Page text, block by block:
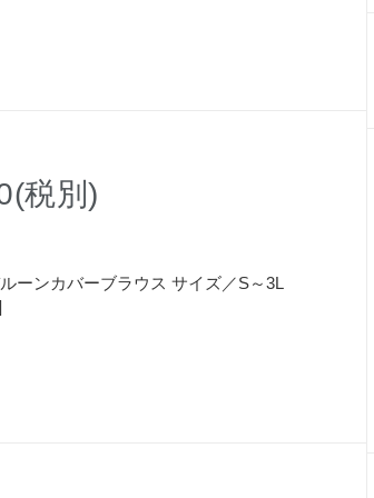
税別)
ーンカバーブラウス サイズ／S～3L